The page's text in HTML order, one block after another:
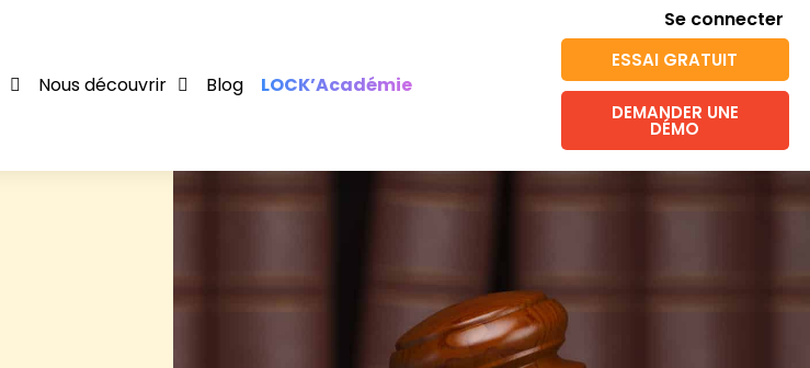
Nous découvrir Blog LOCK’Académie
Se connecter
ESSAI GRATUIT
DEMANDER UNE
DÉMO